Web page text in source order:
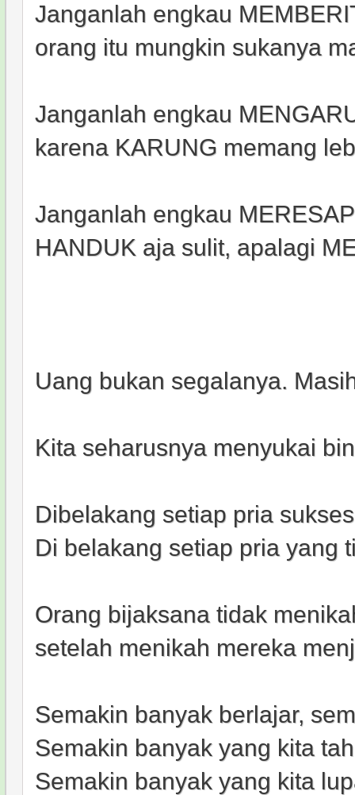
Janganlah engkau
orang itu mungkin sukanya
Janganlah engkau
karena KARUNG memang
Janganlah engkau
HANDUK aja sulit, apalagi
Uang bukan segalanya.
Kita seharusnya menyukai
Dibelakang setiap pria
Di belakang setiap pria yang
Orang bijaksana tidak
setelah menikah mereka
Semakin banyak berlajar,
Semakin banyak yang kita
Semakin banyak yang kita